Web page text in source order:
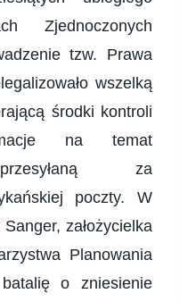
Zjednoczonych
tzw. Prawa
wszelką
środki kontroli
na temat
za
poczty. W
założycielka
Planowania
batalię o zniesienie